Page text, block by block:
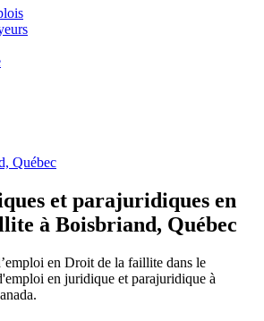
Québec
et parajuridiques en
à Boisbriand, Québec
en Droit de la faillite dans le
en juridique et parajuridique à